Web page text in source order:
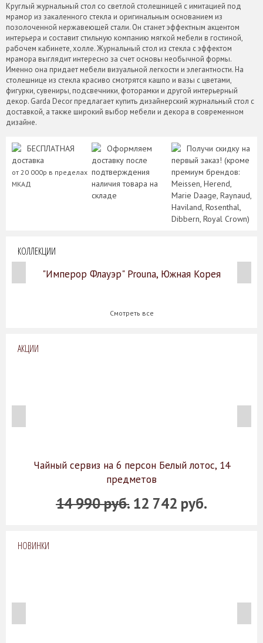
Круглый журнальный стол со светлой столешницей с имитацией под
мрамор из закаленного стекла и оригинальным основанием из
позолоченной нержавеющей стали. Он станет эффектным акцентом
интерьера и составит стильную компанию мягкой мебели в гостиной,
рабочем кабинете, холле. Журнальный стол из стекла с эффектом
мрамора выглядит интересно за счет основы необычной формы.
Именно она придает мебели визуальной легкости и элегантности. На
столешнице из стекла красиво смотрятся кашпо и вазы с цветами,
фигурки, сувениры, подсвечники, фоторамки и другой интерьерный
декор. Garda Decor предлагает купить дизайнерский журнальный стол с
доставкой, а также широкий выбор мебели и декора в современном
дизайне.
БЕСПЛАТНАЯ
доставка
от 20 000р в пределах
МКАД
Оформляем
доставку после
подтверждения
наличия товара на
складе
Получи скидку на
первый заказ! (кроме
премиум брендов:
Meissen, Herend,
Marie Daage, Raynaud,
Haviland, Rosenthal,
Dibbern, Royal Crown)
КОЛЛЕКЦИИ
"Имперор Флауэр" Prouna, Южная Корея
Смотреть все
АКЦИИ
Чайный сервиз на 6 персон Белый лотос, 14
предметов
14 990 руб. 12 742 руб.
НОВИНКИ